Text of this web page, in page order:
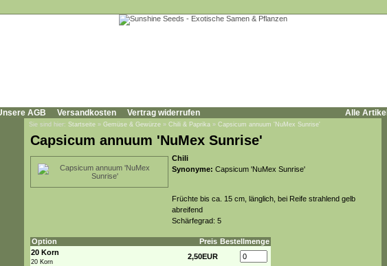
AGB Versandkosten Vertrag widerrufen Alle Artikel
Sie sind hier: Startseite » Gemüse & Gewürze » Chili & Paprika » Capsicum annuum 'NuMex Sunrise'
Capsicum annuum 'NuMex Sunrise'
Chili
Synonyme: Capsicum 'NuMex Sunrise'
Früchte bis ca. 15 cm, länglich, bei Reife strahlend gelb
abreifend
Schärfegrad: 5
Option Preis Bestellmenge
20 Korn
20 Korn
2,50EUR